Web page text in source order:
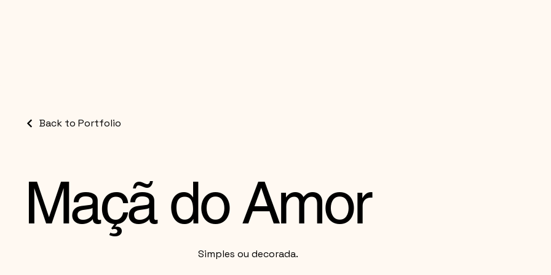
Back to Portfolio
Maçã do Amor
Simples ou decorada.